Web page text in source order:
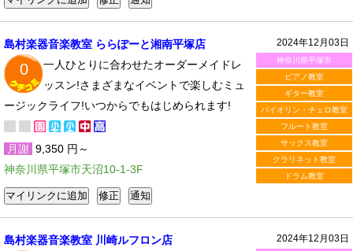
2024年12月03日
神奈川県平塚市
ピアノ教室
ギター教室
バイオリン・チェロ教室
フルート教室
サックス教室
クラリネット教室
ドラム教室
島村楽器音楽教室 ららぽーと湘南平塚店
0
一人ひとりに合わせたオーダーメイドレ
ッスン!さまざまなイベントで楽しむミュ
ージックライフ!いつからでもはじめられます!
月謝 9,350 円～
神奈川県平塚市天沼10-1-3F
2024年12月03日
島村楽器音楽教室 川崎ルフロン店